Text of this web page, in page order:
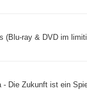
(Blu-ray & DVD im
- Die Zukunft ist ein